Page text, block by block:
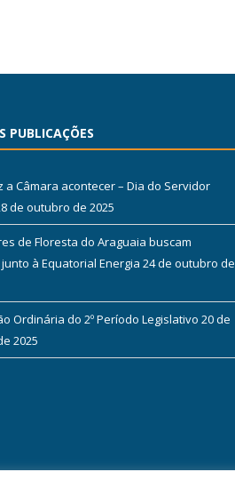
PUBLICAÇÕES
a Câmara acontecer – Dia do Servidor
de outubro de 2025
de Floresta do Araguaia buscam
à Equatorial Energia 24 de outubro de
Ordinária do 2º Período Legislativo 20 de
2025